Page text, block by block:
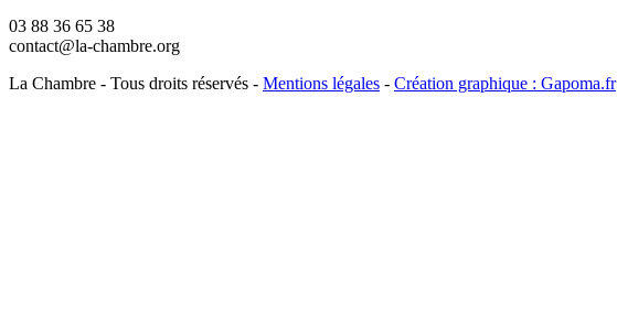
03 88 36 65 38
contact@la-chambre.org
La Chambre - Tous droits réservés - Mentions légales - Création graphique : Gapoma.fr